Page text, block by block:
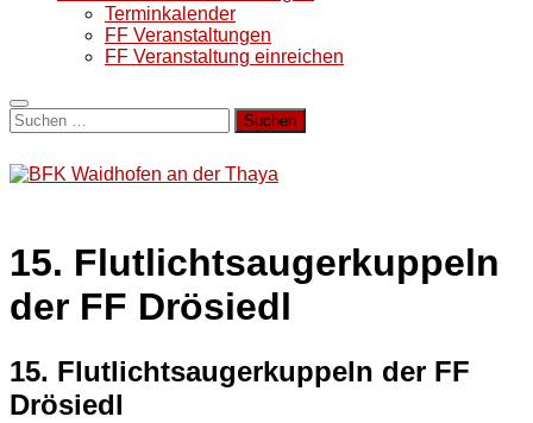
Terminkalender
FF Veranstaltungen
FF Veranstaltung einreichen
Suchen
nach:
15. Flutlichtsaugerkuppeln
der FF Drösiedl
15. Flutlichtsaugerkuppeln der FF
Drösiedl